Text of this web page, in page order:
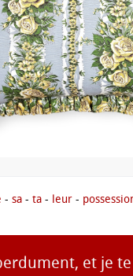
- sa - ta - leur -
et je